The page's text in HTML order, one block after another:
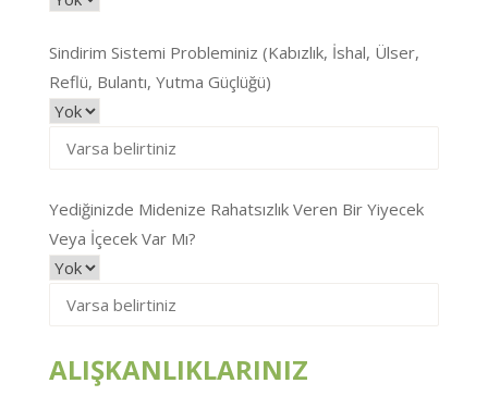
Sindirim Sistemi Probleminiz (Kabızlık, İshal, Ülser,
Reflü, Bulantı, Yutma Güçlüğü)
Yediğinizde Midenize Rahatsızlık Veren Bir Yiyecek
Veya İçecek Var Mı?
ALIŞKANLIKLARINIZ